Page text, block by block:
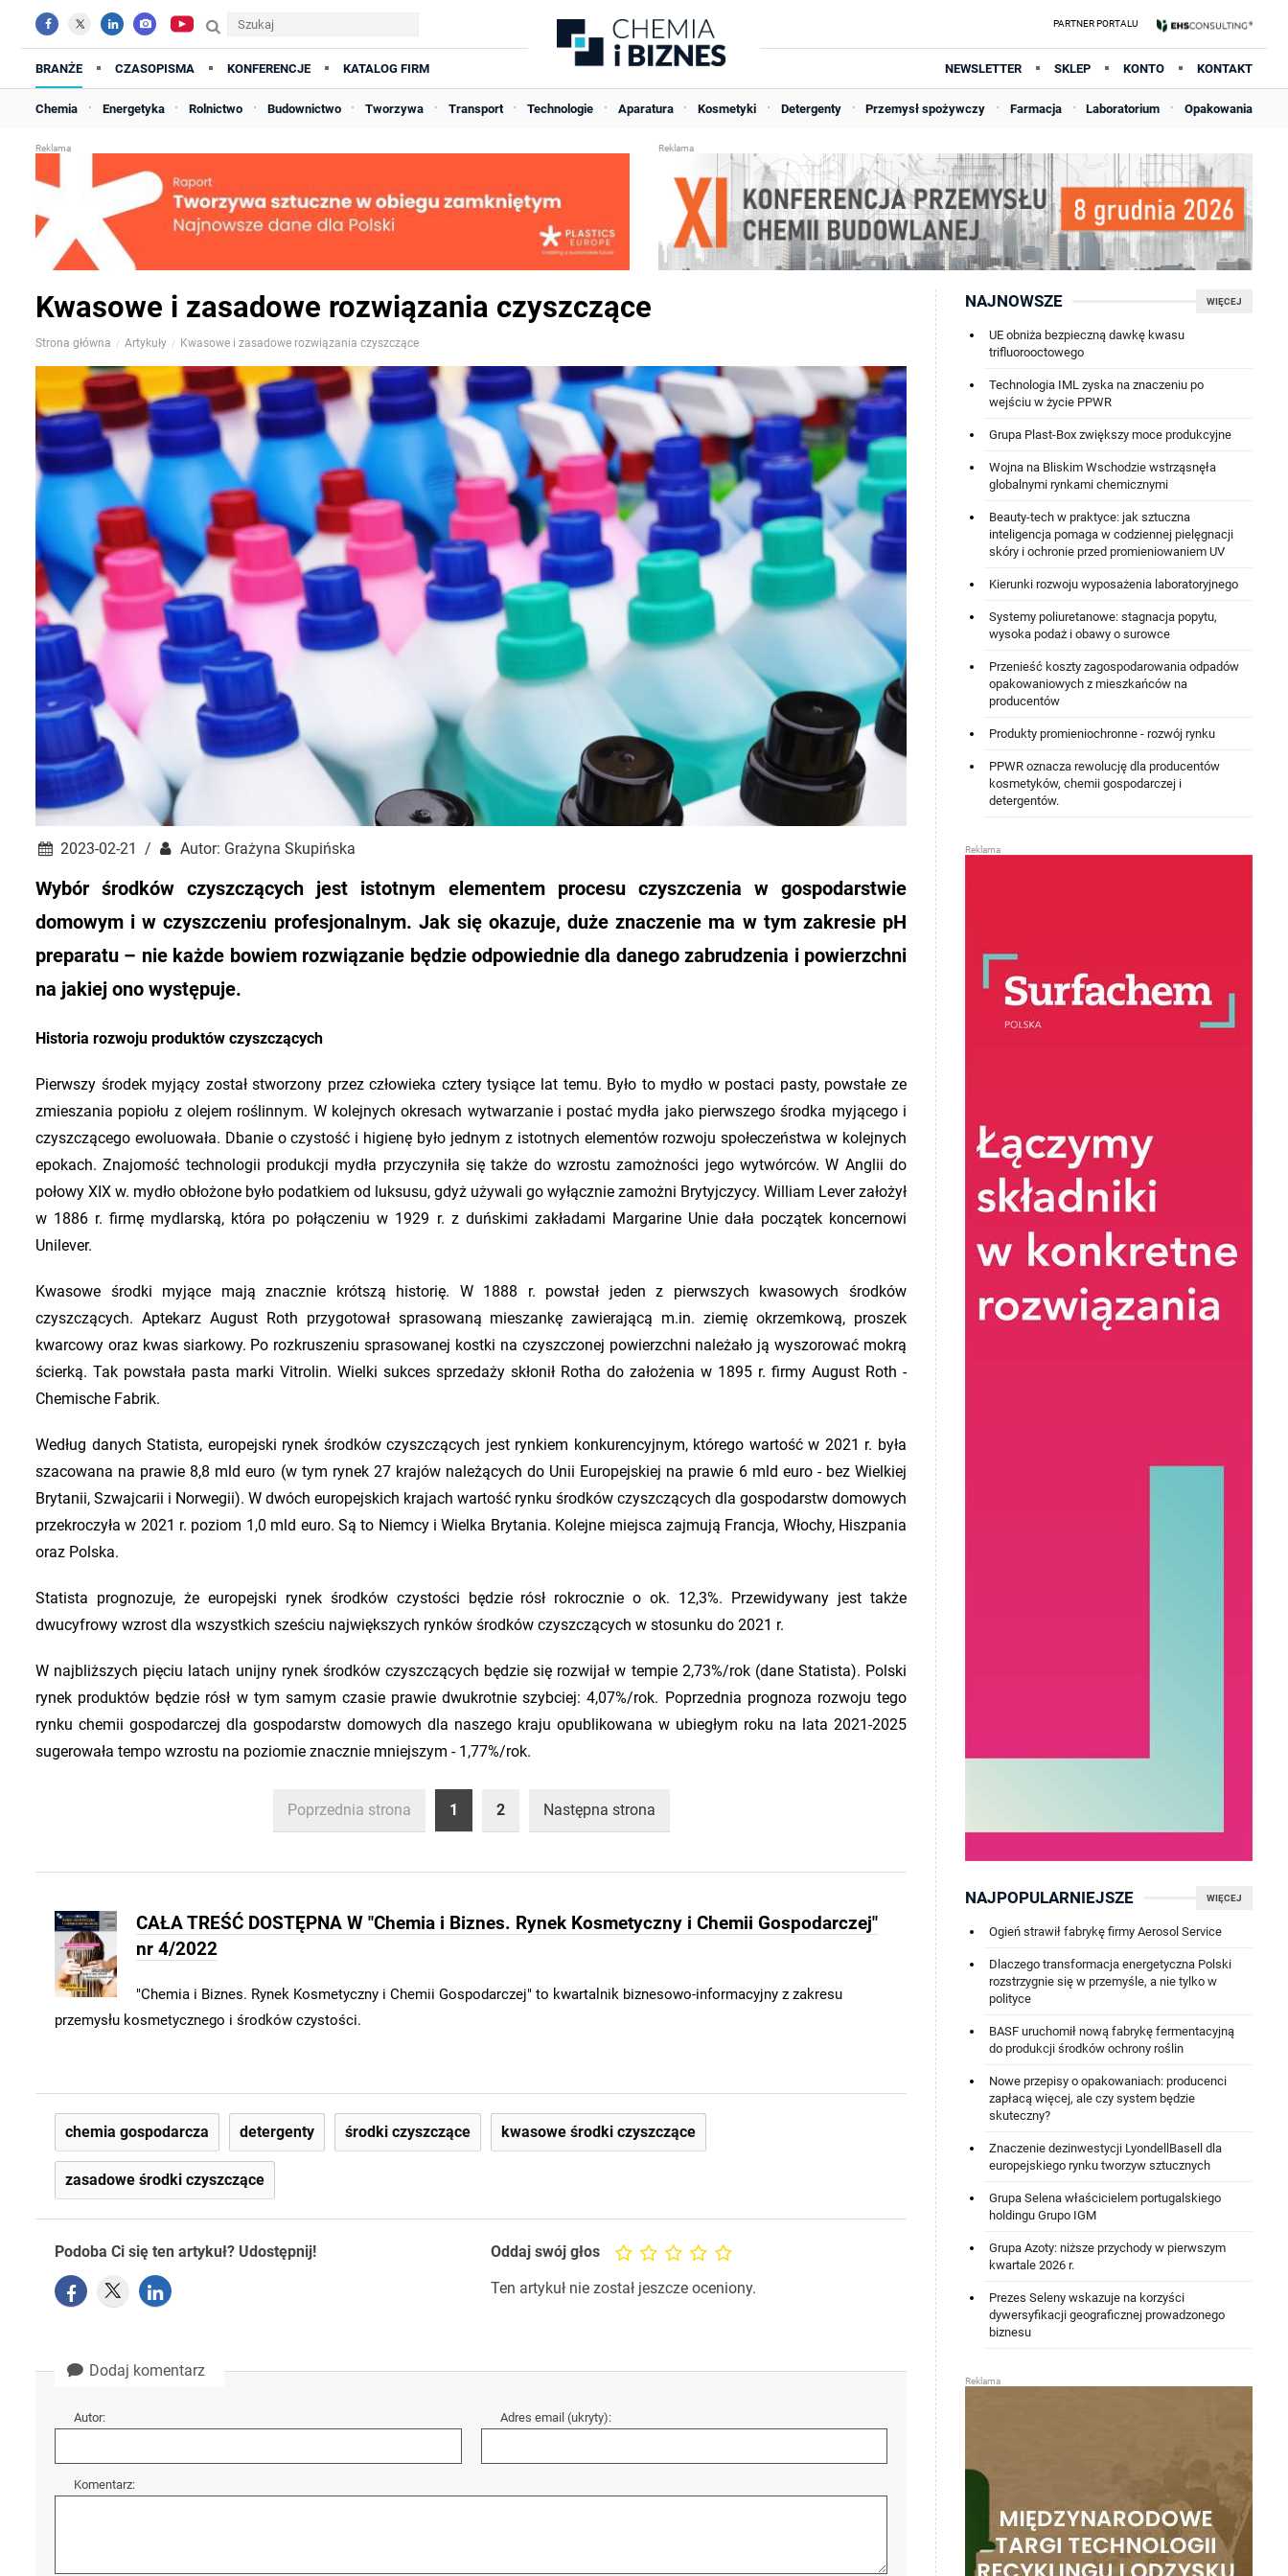
BRANŻE CZASOPISMA KONFERENCJE KATALOG FIRM NEWSLETTER SKLEP KONTO KONTAKT
Chemia Energetyka Rolnictwo Budownictwo Tworzywa Transport Technologie Aparatura Kosmetyki Detergenty Przemysł spożywczy Farmacja Laboratorium Opakowania
Kwasowe i zasadowe rozwiązania czyszczące
Strona główna Artykuły Kwasowe i zasadowe rozwiązania czyszczące
2023-02-21 / Autor: Grażyna Skupińska
Wybór środków czyszczących jest istotnym elementem procesu czyszczenia w gospodarstwie
domowym i w czyszczeniu profesjonalnym. Jak się okazuje, duże znaczenie ma w tym zakresie pH
preparatu – nie każde bowiem rozwiązanie będzie odpowiednie dla danego zabrudzenia i powierzchni
na jakiej ono występuje.
Historia rozwoju produktów czyszczących
Pierwszy środek myjący został stworzony przez człowieka cztery tysiące lat temu. Było to mydło w postaci pasty, powstałe ze
zmieszania popiołu z olejem roślinnym. W kolejnych okresach wytwarzanie i postać mydła jako pierwszego środka myjącego i
czyszczącego ewoluowała. Dbanie o czystość i higienę było jednym z istotnych elementów rozwoju społeczeństwa w kolejnych
epokach. Znajomość technologii produkcji mydła przyczyniła się także do wzrostu zamożności jego wytwórców. W Anglii do
połowy XIX w. mydło obłożone było podatkiem od luksusu, gdyż używali go wyłącznie zamożni Brytyjczycy. William Lever założył
w 1886 r. firmę mydlarską, która po połączeniu w 1929 r. z duńskimi zakładami Margarine Unie dała początek koncernowi
Unilever.
Kwasowe środki myjące mają znacznie krótszą historię. W 1888 r. powstał jeden z pierwszych kwasowych środków
czyszczących. Aptekarz August Roth przygotował sprasowaną mieszankę zawierającą m.in. ziemię okrzemkową, proszek
kwarcowy oraz kwas siarkowy. Po rozkruszeniu sprasowanej kostki na czyszczonej powierzchni należało ją wyszorować mokrą
ścierką. Tak powstała pasta marki Vitrolin. Wielki sukces sprzedaży skłonił Rotha do założenia w 1895 r. firmy August Roth -
Chemische Fabrik.
Według danych Statista, europejski rynek środków czyszczących jest rynkiem konkurencyjnym, którego wartość w 2021 r. była
szacowana na prawie 8,8 mld euro (w tym rynek 27 krajów należących do Unii Europejskiej na prawie 6 mld euro - bez Wielkiej
Brytanii, Szwajcarii i Norwegii). W dwóch europejskich krajach wartość rynku środków czyszczących dla gospodarstw domowych
przekroczyła w 2021 r. poziom 1,0 mld euro. Są to Niemcy i Wielka Brytania. Kolejne miejsca zajmują Francja, Włochy, Hiszpania
oraz Polska.
Statista prognozuje, że europejski rynek środków czystości będzie rósł rokrocznie o ok. 12,3%. Przewidywany jest także
dwucyfrowy wzrost dla wszystkich sześciu największych rynków środków czyszczących w stosunku do 2021 r.
W najbliższych pięciu latach unijny rynek środków czyszczących będzie się rozwijał w tempie 2,73%/rok (dane Statista). Polski
rynek produktów będzie rósł w tym samym czasie prawie dwukrotnie szybciej: 4,07%/rok. Poprzednia prognoza rozwoju tego
rynku chemii gospodarczej dla gospodarstw domowych dla naszego kraju opublikowana w ubiegłym roku na lata 2021-2025
sugerowała tempo wzrostu na poziomie znacznie mniejszym - 1,77%/rok.
Poprzednia strona 1 2 Następna strona
CAŁA TREŚĆ DOSTĘPNA W "Chemia i Biznes. Rynek Kosmetyczny i Chemii Gospodarczej"
nr 4/2022
"Chemia i Biznes. Rynek Kosmetyczny i Chemii Gospodarczej" to kwartalnik biznesowo-informacyjny z zakresu
przemysłu kosmetycznego i środków czystości.
chemia gospodarcza detergenty środki czyszczące kwasowe środki czyszczące
zasadowe środki czyszczące
Podoba Ci się ten artykuł? Udostępnij! Oddaj swój głos
Ten artykuł nie został jeszcze oceniony.
Dodaj komentarz
Autor: Adres email (ukryty):
Komentarz:
WIĘCEJ
NAJNOWSZE
UE obniża bezpieczną dawkę kwasu
trifluorooctowego
Technologia IML zyska na znaczeniu po
wejściu w życie PPWR
Grupa Plast-Box zwiększy moce produkcyjne
Wojna na Bliskim Wschodzie wstrząsnęła
globalnymi rynkami chemicznymi
Beauty-tech w praktyce: jak sztuczna
inteligencja pomaga w codziennej pielęgnacji
skóry i ochronie przed promieniowaniem UV
Kierunki rozwoju wyposażenia laboratoryjnego
Systemy poliuretanowe: stagnacja popytu,
wysoka podaż i obawy o surowce
Przenieść koszty zagospodarowania odpadów
opakowaniowych z mieszkańców na
producentów
Produkty promieniochronne - rozwój rynku
PPWR oznacza rewolucję dla producentów
kosmetyków, chemii gospodarczej i
detergentów.
WIĘCEJ
NAJPOPULARNIEJSZE
Ogień strawił fabrykę firmy Aerosol Service
Dlaczego transformacja energetyczna Polski
rozstrzygnie się w przemyśle, a nie tylko w
polityce
BASF uruchomił nową fabrykę fermentacyjną
do produkcji środków ochrony roślin
Nowe przepisy o opakowaniach: producenci
zapłacą więcej, ale czy system będzie
skuteczny?
Znaczenie dezinwestycji LyondellBasell dla
europejskiego rynku tworzyw sztucznych
Grupa Selena właścicielem portugalskiego
holdingu Grupo IGM
Grupa Azoty: niższe przychody w pierwszym
kwartale 2026 r.
Prezes Seleny wskazuje na korzyści
dywersyfikacji geograficznej prowadzonego
biznesu